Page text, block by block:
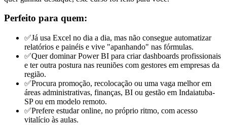
Perfeito para quem:
✅Já usa Excel no dia a dia, mas não consegue automatizar
relatórios e painéis e vive "apanhando" nas fórmulas.
✅Quer dominar Power BI para criar dashboards profissionais
e ter outra postura nas reuniões com gestores em empresas da
região.
✅Procura promoção, recolocação ou uma vaga melhor em
áreas administrativas, finanças, BI ou gestão em Indaiatuba-
SP ou em modelo remoto.
✅Prefere estudar online, no próprio ritmo, com acesso
vitalício às aulas.